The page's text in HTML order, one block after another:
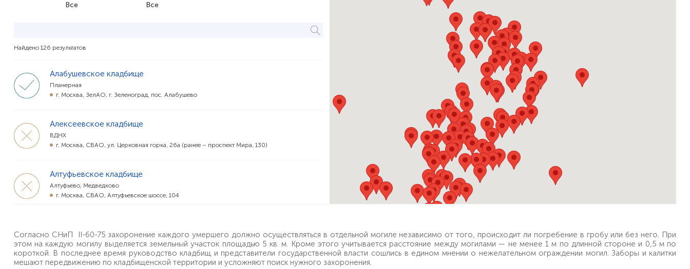
Все
Все
Найдено 126 результатов
Алабушевское кладбище
Планерная
г. Москва, ЗелАО, г. Зеленоград, пос. Алабушево
Алексеевское кладбище
ВДНХ
г. Москва, СВАО, ул. Церковная горка, 26а (ранее – проспект Мира, 130)
Алтуфьевское кладбище
Алтуфьево, Медведково
г. Москва, СВАО, Алтуфьевское шоссе, 104
Киевская, Теплый стан
г. Москва, НАО, пос. Марушкинское, дер. Анкудиново
Согласно СНиП II-60-75 захоронение каждого умершего должно осуществляться в отдельной могиле независимо от того, происходит ли погребение в гробу или без него. При
этом на каждую могилу выделяется земельный участок площадью 5 кв. м. Кроме этого учитывается расстояние между могилами — не менее 1 м по длинной стороне и 0,5 м по
короткой. В последнее время руководство кладбищ и представители государственной власти сошлись в едином мнении о нежелательном ограждении могил. Заборы и калитки
мешают передвижению по кладбищенской территории и усложняют поиск нужного захоронения.